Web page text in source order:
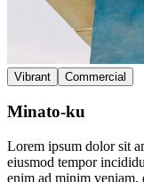
Vibrant Commercial
Minato-ku
Lorem ipsum dolor sit
eiusmod tempor
enim ad minim veniam,